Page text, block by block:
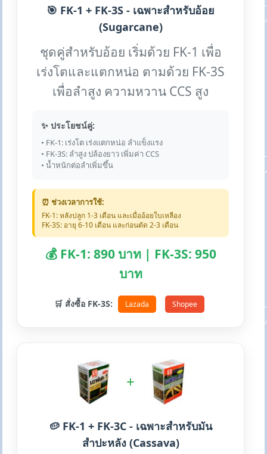
🎯 FK-1 + FK-3S - เฉพาะสำหรับอ้อย
(Sugarcane)
ชุดคู่สำหรับอ้อย เริ่มด้วย FK-1 เพื่อ
เร่งโตและแตกหน่อ ตามด้วย FK-3S
เพื่อลำสูง ความหวาน CCS สูง
✨ ประโยชน์คู่:
• FK-1: เร่งโต เร่งแตกหน่อ ลำแข็งแรง
• FK-3S: ลำสูง ปล้องยาว เพิ่มค่า CCS
• น้ำหนักต่อลำเพิ่มขึ้น
⏰ ช่วงเวลาการใช้:
FK-1: หลังปลูก 1-3 เดือน และเมื่ออ้อยใบเหลือง
FK-3S: อายุ 6-10 เดือน และก่อนตัด 2-3 เดือน
💰 FK-1: 890 บาท | FK-3S: 950
บาท
🛒 สั่งซื้อ FK-3S: Lazada Shopee
+
🥔 FK-1 + FK-3C - เฉพาะสำหรับมัน
สำปะหลัง (Cassava)